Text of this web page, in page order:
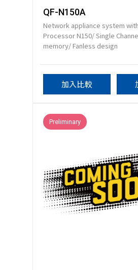
QF-N150A
Network appliance system
Processor N150/ Single
memory/ Fanless design
加入比較
Preliminary